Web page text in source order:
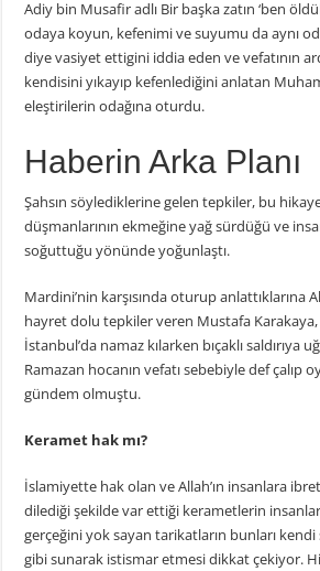
Adiy bin Musafir adlı Bir başka zatın ‘ben
odaya koyun, kefenimi ve suyumu da aynı
diye vasiyet ettigini iddia eden ve vefatının
kendisini yıkayıp kefenlediğini anlatan
eleştirilerin odağına oturdu.
Haberin Arka Planı
Şahsın söylediklerine gelen tepkiler, bu
düşmanlarının ekmeğine yağ sürdüğü ve
soğuttuğu yönünde yoğunlaştı.
Mardini’nin karşısında oturup anlattıklarına
hayret dolu tepkiler veren Mustafa
İstanbul’da namaz kılarken bıçaklı saldırıya
Ramazan hocanın vefatı sebebiyle def çalıp
gündem olmuştu.
Keramet hak mı?
İslamiyette hak olan ve Allah’ın insanlara
dilediği şekilde var ettiği kerametlerin
gerçeğini yok sayan tarikatların bunları
gibi sunarak istismar etmesi dikkat çekiyor.